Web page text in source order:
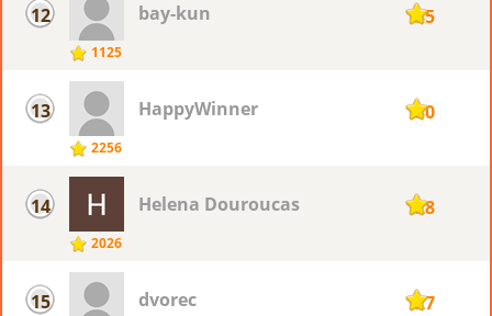
12
1125
bay-kun 135
13
2256
HappyWinner 130
14
2026
Helena Douroucas 128
15 dvorec 127